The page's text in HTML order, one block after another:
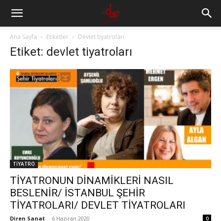
Ana Sayfa Etiketler Devlet tiyatroları
Etiket: devlet tiyatroları
TİYATRO
TİYATRONUN DİNAMİKLERİ NASIL
BESLENİR/ İSTANBUL ŞEHİR
TİYATROLARI/ DEVLET TİYATROLARI
Diren Sanat - 6 Haziran 2020 0